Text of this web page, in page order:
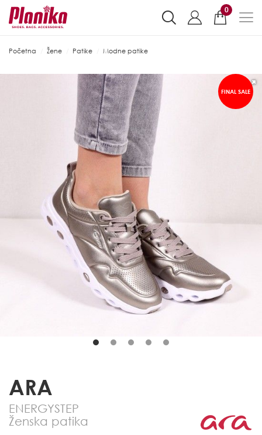
0
Početna Žene Patike Modne patike
FINAL SALE
ARA
ENERGYSTEP
Ženska patika